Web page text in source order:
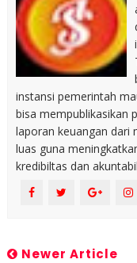
instansi pemerintah
bisa mempublikasikan
laporan keuangan dari
luas guna
kredibiltas dan
Newer Article